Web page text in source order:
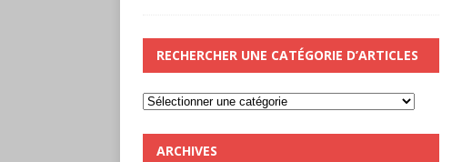
RECHERCHER UNE CATÉGORIE D’ARTICLES
ARCHIVES